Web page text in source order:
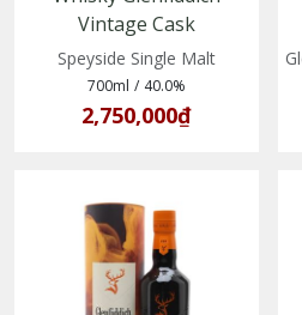
Vintage Cask
(5010327015798)
Speyside Single Malt
700ml / 40.0%
2,750,000₫